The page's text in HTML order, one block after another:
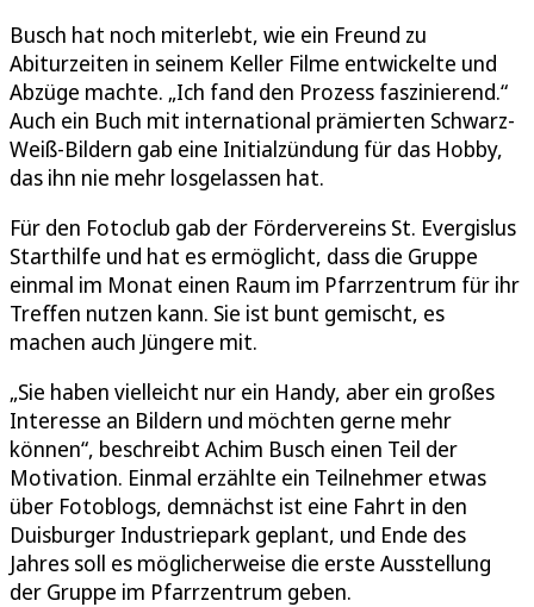
Busch hat noch miterlebt, wie ein Freund zu
Abiturzeiten in seinem Keller Filme entwickelte und
Abzüge machte. „Ich fand den Prozess faszinierend.“
Auch ein Buch mit international prämierten Schwarz-
Weiß-Bildern gab eine Initialzündung für das Hobby,
das ihn nie mehr losgelassen hat.
Für den Fotoclub gab der Fördervereins St. Evergislus
Starthilfe und hat es ermöglicht, dass die Gruppe
einmal im Monat einen Raum im Pfarrzentrum für ihr
Treffen nutzen kann. Sie ist bunt gemischt, es
machen auch Jüngere mit.
„Sie haben vielleicht nur ein Handy, aber ein großes
Interesse an Bildern und möchten gerne mehr
können“, beschreibt Achim Busch einen Teil der
Motivation. Einmal erzählte ein Teilnehmer etwas
über Fotoblogs, demnächst ist eine Fahrt in den
Duisburger Industriepark geplant, und Ende des
Jahres soll es möglicherweise die erste Ausstellung
der Gruppe im Pfarrzentrum geben.